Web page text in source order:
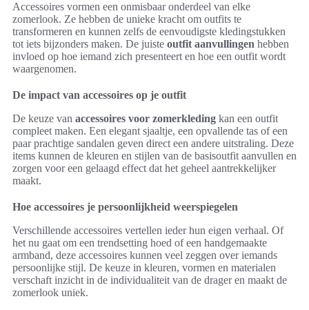
Accessoires vormen een onmisbaar onderdeel van elke
zomerlook. Ze hebben de unieke kracht om outfits te
transformeren en kunnen zelfs de eenvoudigste kledingstukken
tot iets bijzonders maken. De juiste outfit aanvullingen hebben
invloed op hoe iemand zich presenteert en hoe een outfit wordt
waargenomen.
De impact van accessoires op je outfit
De keuze van accessoires voor zomerkleding kan een outfit
compleet maken. Een elegant sjaaltje, een opvallende tas of een
paar prachtige sandalen geven direct een andere uitstraling. Deze
items kunnen de kleuren en stijlen van de basisoutfit aanvullen en
zorgen voor een gelaagd effect dat het geheel aantrekkelijker
maakt.
Hoe accessoires je persoonlijkheid weerspiegelen
Verschillende accessoires vertellen ieder hun eigen verhaal. Of
het nu gaat om een trendsetting hoed of een handgemaakte
armband, deze accessoires kunnen veel zeggen over iemands
persoonlijke stijl. De keuze in kleuren, vormen en materialen
verschaft inzicht in de individualiteit van de drager en maakt de
zomerlook uniek.